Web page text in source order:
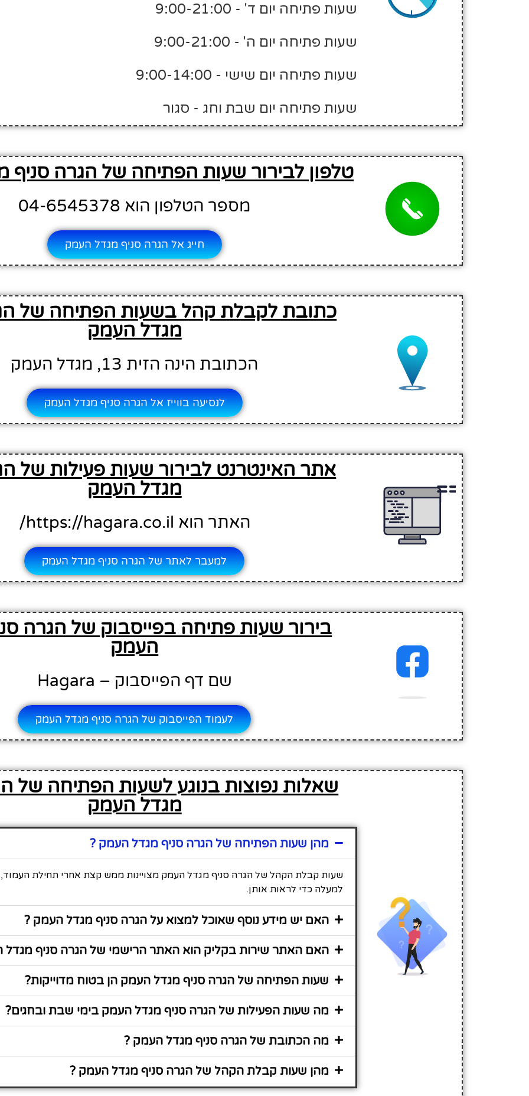
שעות פתיחה יום ד' - 9:00-21:00
שעות פתיחה יום ה' - 9:00-21:00
שעות פתיחה יום שישי - 9:00-14:00
שעות פתיחה יום שבת וחג - סגור
טלפון לבירור שעות הפתיחה של הגרה סניף
מספר הטלפון הוא 04-6545378
חייג אל הגרה סניף מגדל העמק
כתובת לקבלת קהל בשעות הפתיחה של
מגדל העמק
הכתובת הינה הזית 13, מגדל העמק
לנסיעה בווייז אל הגרה סניף מגדל העמק
אתר האינטרנט לבירור שעות פעילות של
מגדל העמק
האתר הוא https://hagara.co.il/
למעבר לאתר של הגרה סניף מגדל העמק
בירור שעות פתיחה בפייסבוק של הגרה
העמק
שם דף הפייסבוק – Hagara
לעמוד הפייסבוק של הגרה סניף מגדל העמק
שאלות נפוצות בנוגע לשעות הפתיחה של
מגדל העמק
מהן שעות הפתיחה של הגרה סניף מגדל העמק ?
שעות קבלת הקהל של הגרה סניף מגדל העמק מצויינות ממש קצת אחרי תחילת העמוד,
למעלה כדי לראות אותן.
האם יש מידע נוסף שאוכל למצוא על הגרה סניף מגדל העמק ?
האם האתר שירות בקליק הוא האתר הרישמי של הגרה סניף מגדל
שעות הפתיחה של הגרה סניף מגדל העמק הן בטוח מדוייקות?
מה שעות הפעילות של הגרה סניף מגדל העמק בימי שבת ובחגים?
מה הכתובת של הגרה סניף מגדל העמק ?
מהן שעות קבלת הקהל של הגרה סניף מגדל העמק ?